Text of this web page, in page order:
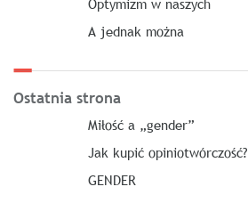
Optymizm w naszych
A jednak można
Ostatnia strona
Miłość a „gender”
Jak kupić opiniotwórczość?
GENDER